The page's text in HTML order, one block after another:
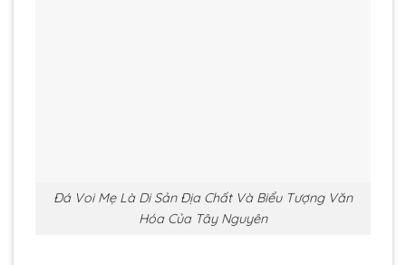
Đá Voi Mẹ Là Di Sản Địa Chất Và Biểu Tượng Văn
Hóa Của Tây Nguyên